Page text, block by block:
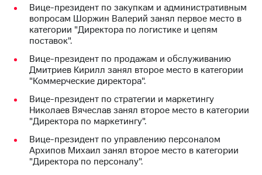
Контроль
и
аудит
Рынок
акций
Описание
приобретения
Порядок
выкупа
акций
Дивиденды
Рынок
облигаций
Вице-президент по закупкам и административным
вопросам Шоржин Валерий занял первое место в
категории "Директора по логистике и цепям
поставок".
Вице-президент по продажам и обслуживанию
Дмитриев Кирилл занял второе место в категории
"Коммерческие директора".
Вице-президент по стратегии и маркетингу
Николаев Вячеслав занял второе место в категории
"Директора по маркетингу".
Вице-президент по управлению персоналом
Архипов Михаил занял второе место в категории
"Директора по персоналу".